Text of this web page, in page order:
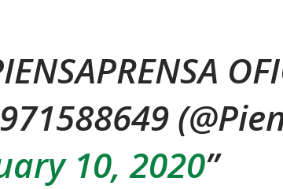
10, 2020